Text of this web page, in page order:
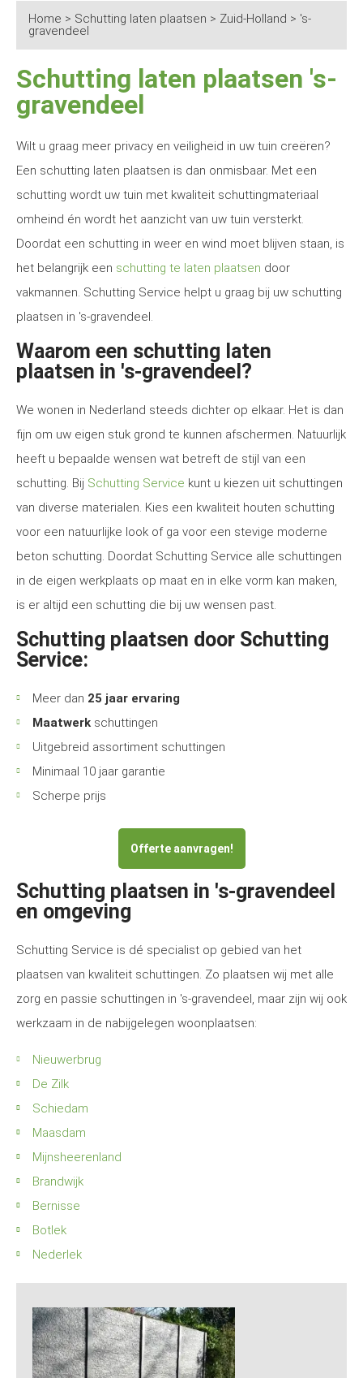
Home > Schutting laten plaatsen > Zuid-Holland > 's-
gravendeel
Schutting laten plaatsen 's-
gravendeel
Wilt u graag meer privacy en veiligheid in uw tuin creëren?
Een schutting laten plaatsen is dan onmisbaar. Met een
schutting wordt uw tuin met kwaliteit schuttingmateriaal
omheind én wordt het aanzicht van uw tuin versterkt.
Doordat een schutting in weer en wind moet blijven staan, is
het belangrijk een schutting te laten plaatsen door
vakmannen. Schutting Service helpt u graag bij uw schutting
plaatsen in 's-gravendeel.
Waarom een schutting laten
plaatsen in 's-gravendeel?
We wonen in Nederland steeds dichter op elkaar. Het is dan
fijn om uw eigen stuk grond te kunnen afschermen. Natuurlijk
heeft u bepaalde wensen wat betreft de stijl van een
schutting. Bij Schutting Service kunt u kiezen uit schuttingen
van diverse materialen. Kies een kwaliteit houten schutting
voor een natuurlijke look of ga voor een stevige moderne
beton schutting. Doordat Schutting Service alle schuttingen
in de eigen werkplaats op maat en in elke vorm kan maken,
is er altijd een schutting die bij uw wensen past.
Schutting plaatsen door Schutting
Service:
Meer dan 25 jaar ervaring
Maatwerk schuttingen
Uitgebreid assortiment schuttingen
Minimaal 10 jaar garantie
Scherpe prijs
Offerte aanvragen!
Schutting plaatsen in 's-gravendeel
en omgeving
Schutting Service is dé specialist op gebied van het
plaatsen van kwaliteit schuttingen. Zo plaatsen wij met alle
zorg en passie schuttingen in 's-gravendeel, maar zijn wij ook
werkzaam in de nabijgelegen woonplaatsen:
Nieuwerbrug
De Zilk
Schiedam
Maasdam
Mijnsheerenland
Brandwijk
Bernisse
Botlek
Nederlek